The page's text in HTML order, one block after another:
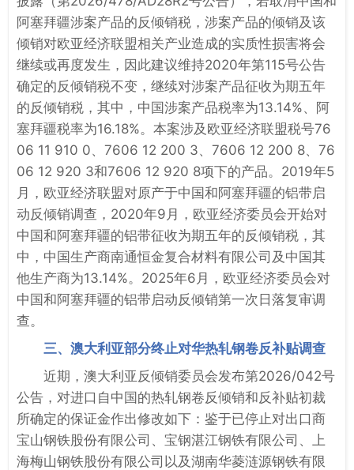
阿塞拜疆涉案产品的反倾销税，涉案产品的倾销及该
倾销对欧亚经济联盟相关产业造成的实质性损害将会
继续或再度发生，因此建议维持2020年第115号公告
确定的反倾销税不变，继续对涉案产品征收为期五年
的反倾销税，其中，中国涉案产品税率为13.14%、阿
塞拜疆税率为16.18%。本案涉及欧亚经济联盟税号76
06 11 910 0、7606 12 200 3、7606 12 200 8、76
06 12 920 3和7606 12 920 8项下的产品。2019年5
月，欧亚经济联盟对原产于中国和阿塞拜疆的铝带启
动反倾销调查，2020年9月，欧亚经济委员会开始对
中国和阿塞拜疆的铝带征收为期五年的反倾销税，其
中，中国生产商南通恒金复合材料有限公司及中国其
他生产商为13.14%。2025年6月，欧亚经济委员会对
中国和阿塞拜疆的铝带启动反倾销第一次日落复审调
查。
三、澳大利亚部分终止对华热轧钢卷反补贴调查
近期，澳大利亚反倾销委员会发布第2026/042号
公告，对进口自中国的热轧钢卷反倾销和反补贴初裁
所确定的保证金作出修改如下：鉴于已停止对出口商
宝山钢铁股份有限公司、宝钢湛江钢铁有限公司、上
海梅山钢铁股份有限公司以及湖南华菱涟源钢铁有限